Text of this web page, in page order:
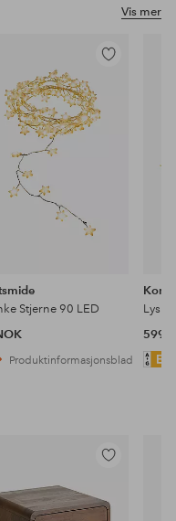
Vis mer
Legg
favoritter
Stjerne 90 LED
Produktinformasjonsblad
599
Legg
favoritter